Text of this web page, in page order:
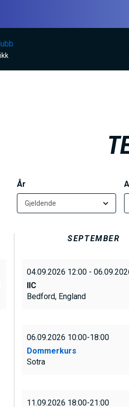
M
År
SEPTEMBER
04.09.2026 12:00 -
IIC
Bedford, England
06.09.2026 10:00-18:00
Dommerkurs
Sotra
11.09.2026 18:00-21:00